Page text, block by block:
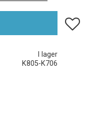
Lägg
I lager
K805-K706